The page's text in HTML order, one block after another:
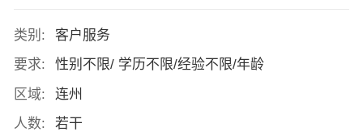
类别:
客户服务
要求:
性别不限/ 学历不限/经验不限/年龄
区域:
连州
人数:
若干